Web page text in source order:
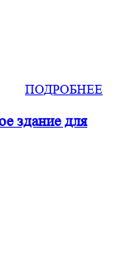
ПОДРОБНЕЕ
здание для